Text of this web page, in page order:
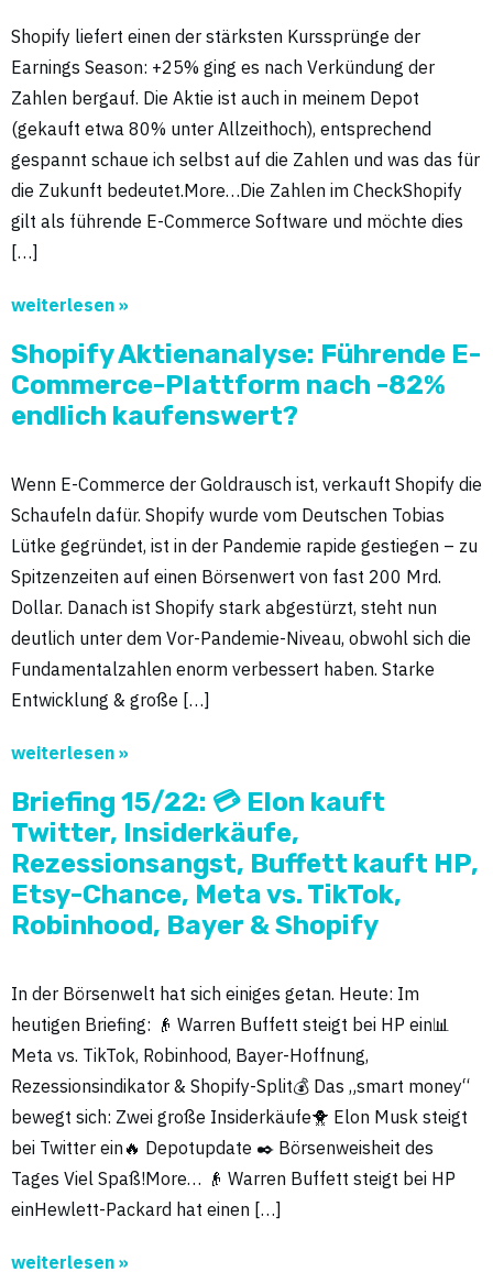
Shopify liefert einen der stärksten Kurssprünge der
Earnings Season: +25% ging es nach Verkündung der
Zahlen bergauf. Die Aktie ist auch in meinem Depot
(gekauft etwa 80% unter Allzeithoch), entsprechend
gespannt schaue ich selbst auf die Zahlen und was das für
die Zukunft bedeutet.More…Die Zahlen im CheckShopify
gilt als führende E-Commerce Software und möchte dies
[…]
weiterlesen »
Shopify Aktienanalyse: Führende E-
Commerce-Plattform nach -82%
endlich kaufenswert?
Wenn E-Commerce der Goldrausch ist, verkauft Shopify die
Schaufeln dafür. Shopify wurde vom Deutschen Tobias
Lütke gegründet, ist in der Pandemie rapide gestiegen – zu
Spitzenzeiten auf einen Börsenwert von fast 200 Mrd.
Dollar. Danach ist Shopify stark abgestürzt, steht nun
deutlich unter dem Vor-Pandemie-Niveau, obwohl sich die
Fundamentalzahlen enorm verbessert haben. Starke
Entwicklung & große […]
weiterlesen »
Briefing 15/22: 💳 Elon kauft
Twitter, Insiderkäufe,
Rezessionsangst, Buffett kauft HP,
Etsy-Chance, Meta vs. TikTok,
Robinhood, Bayer & Shopify
In der Börsenwelt hat sich einiges getan. Heute: Im
heutigen Briefing: 👴 Warren Buffett steigt bei HP ein📊
Meta vs. TikTok, Robinhood, Bayer-Hoffnung,
Rezessionsindikator & Shopify-Split💰 Das „smart money“
bewegt sich: Zwei große Insiderkäufe🐥 Elon Musk steigt
bei Twitter ein🔥 Depotupdate ✒️ Börsenweisheit des
Tages Viel Spaß!More… 👴 Warren Buffett steigt bei HP
einHewlett-Packard hat einen […]
weiterlesen »